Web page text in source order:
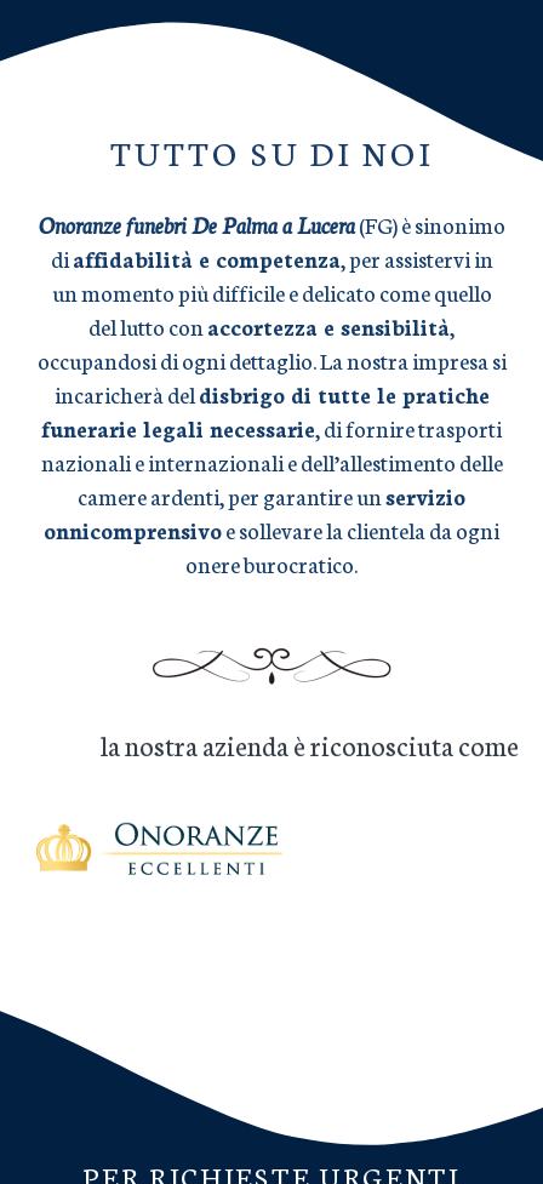
TUTTO SU DI NOI
Onoranze funebri De Palma a Lucera(FG) è sinonimo
diaffidabilità e competenza, per assistervi in
un momento più difficile e delicato come quello
del lutto con accortezza e sensibilità,
occupandosi di ogni dettaglio. La nostra impresa si
incaricherà deldisbrigo di tutte le pratiche
funerarie legali necessarie, di fornire trasporti
nazionali e internazionali e dell’allestimento delle
camere ardenti, per garantire unservizio
onnicomprensivoe sollevare la clientela da ogni
onere burocratico.
la nostra azienda è riconosciuta come
PER RICHIESTE URGENTI